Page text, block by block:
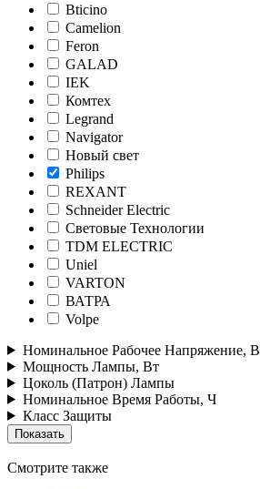
Bticino
Camelion
Feron
GALAD
IEK
Комтех
Legrand
Navigator
Новый свет
Philips
REXANT
Schneider Electric
Световые Технологии
TDM ELECTRIC
Uniel
VARTON
ВАТРА
Volpe
Номинальное Рабочее Напряжение, В
Мощность Лампы, Вт
Цоколь (Патрон) Лампы
Номинальное Время Работы, Ч
Класс Защиты
Смотрите также